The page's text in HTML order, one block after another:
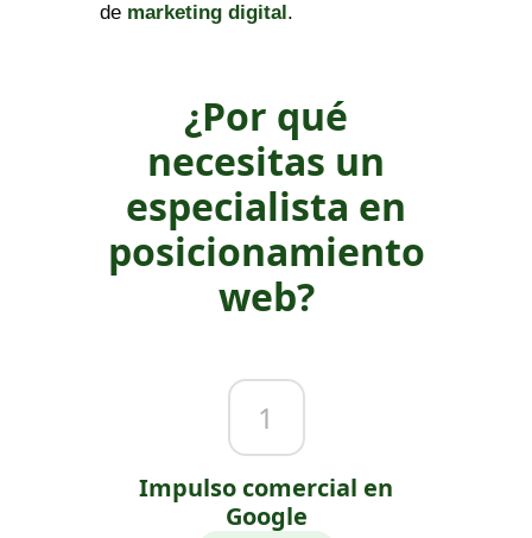
de marketing digital .
¿Por qué
necesitas un
especialista en
posicionamiento
web?
1
Impulso comercial en
Google